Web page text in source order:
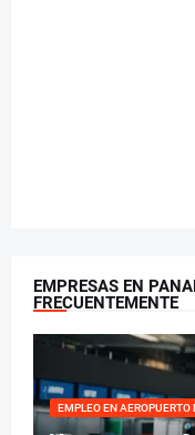
EMPRESAS EN
FRECUENTEMENTE
EMPLEO EN